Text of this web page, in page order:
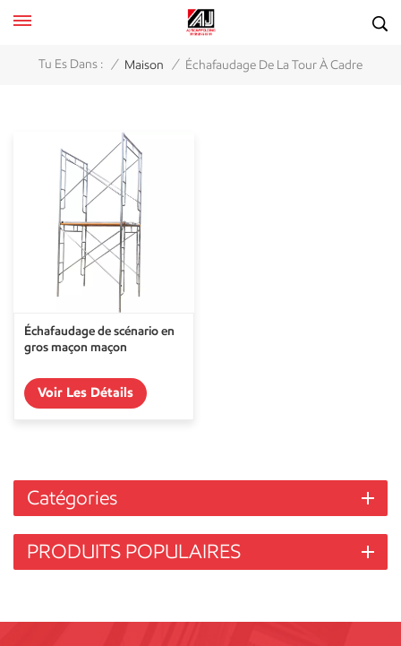
Tu Es Dans : / Maison / Échafaudage De La Tour À Cadre
Échafaudage de scénario en
gros maçon maçon
Voir Les Détails
Catégories
PRODUITS POPULAIRES